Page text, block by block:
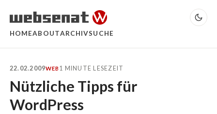
HOMEABOUTARCHIVSUCHE
22.02.2009WEB1 MINUTE LESEZEIT
Nützliche Tipps für
WordPress